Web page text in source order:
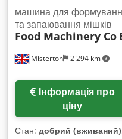
Misterton 2 294 km
машина для
та запаювання мішків
Food Machinery Co
ціну
Стан: добрий (вживаний)